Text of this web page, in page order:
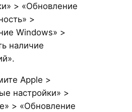
> «Обновление
>
Windows» >
наличие
Apple >
настройки» >
> «Обновление